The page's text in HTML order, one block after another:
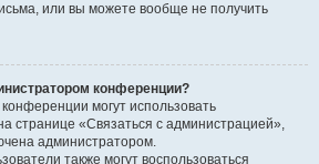
или вы можете вообще не получить
конференции?
могут использовать
странице «Связаться с администрацией»,
администратором.
также могут воспользоваться